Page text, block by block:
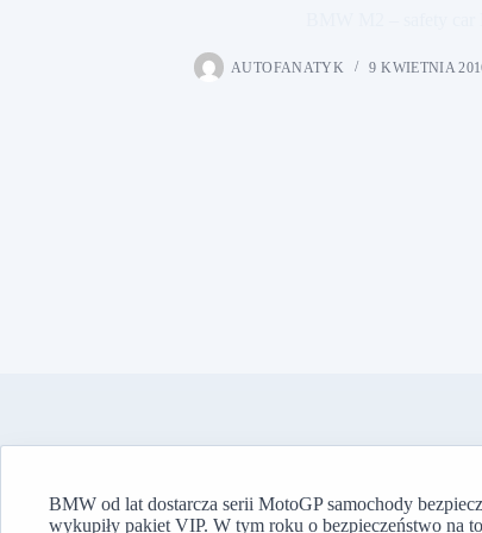
AUTOFANATYK 9 KWIETNIA
BMW od lat dostarcza serii MotoGP samochody
wykupiły pakiet VIP. W tym roku o bezpieczeństwo na